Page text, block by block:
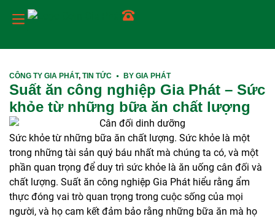
CÔNG TY GIA PHÁT, TIN TỨC BY GIA PHÁT
Suất ăn công nghiệp Gia Phát – Sức
khỏe từ những bữa ăn chất lượng
Sức khỏe từ những bữa ăn chất lượng. Sức khỏe là một
trong những tài sản quý báu nhất mà chúng ta có, và một
phần quan trọng để duy trì sức khỏe là ăn uống cân đối và
chất lượng. Suất ăn công nghiệp Gia Phát hiểu rằng ẩm
thực đóng vai trò quan trọng trong cuộc sống của mọi
người, và họ cam kết đảm bảo rằng những bữa ăn mà họ